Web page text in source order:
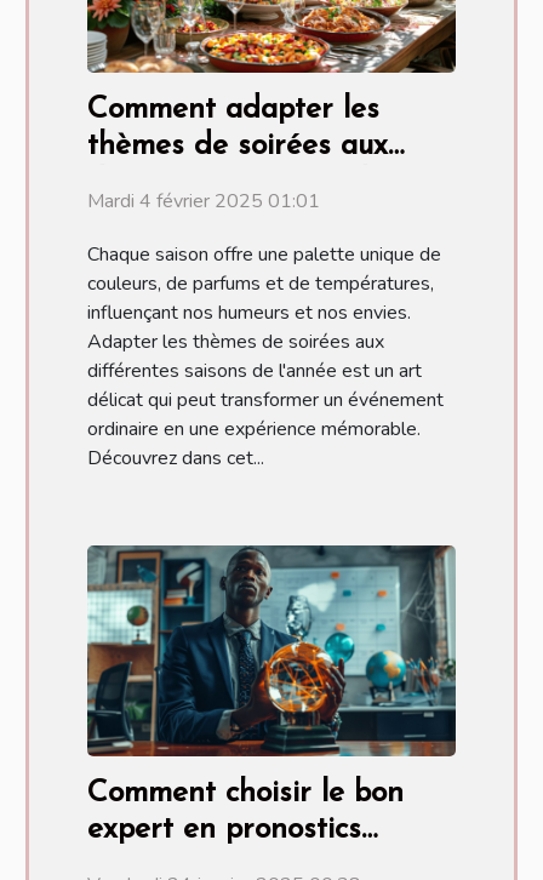
Comment adapter les
thèmes de soirées aux
Mardi 4 février 2025 01:01
Chaque saison offre une palette unique de
couleurs, de parfums et de températures,
influençant nos humeurs et nos envies.
Adapter les thèmes de soirées aux
différentes saisons de l'année est un art
délicat qui peut transformer un événement
ordinaire en une expérience mémorable.
Découvrez dans cet...
Comment choisir le bon
expert en pronostics